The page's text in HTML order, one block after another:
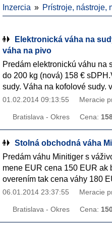
Inzercia Prístroje, nástroje,
Elektronická váha na
váha na pivo
Predám elektronickú váhu na
do 200 kg (nová) 158 €
sudy. Váha na kofolové sudy.
01.02.2014 09:13:55 Meracie
Bratislava - Okres Cena:
Stolná obchodná váha
Predám váhu Minitiger s
mene EUR cena 150 EUR ak
overením tak cena váhy 180
06.01.2014 23:37:55 Meracie
Bratislava - Okres Cena: